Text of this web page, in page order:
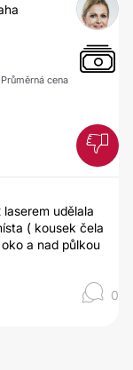
cena
udělala
( kousek čela
a nad půlkou
0